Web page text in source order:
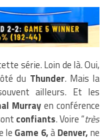
série. Loin de là. Oui,
du Thunder. Mais la
ailleurs. Et les
Murray en conférence
confiants. Voire “très
le Game 6,à Denver, ne